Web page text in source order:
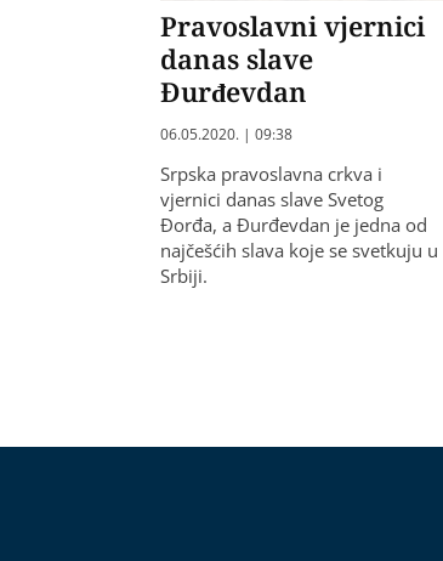
Pravoslavni vjernici
danas slave
Đurđevdan
06.05.2020. | 09:38
Srpska pravoslavna crkva i
vjernici danas slave Svetog
Đorđa, a Đurđevdan je jedna od
najčešćih slava koje se svetkuju u
Srbiji.